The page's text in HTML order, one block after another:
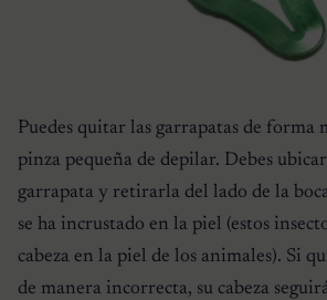
Puedes quitar las garrapatas de forma
pinza pequeña de depilar. Debes
garrapata y retirarla del lado de la
se ha incrustado en la piel (estos
cabeza en la piel de los animales). Si
de manera incorrecta, su cabeza